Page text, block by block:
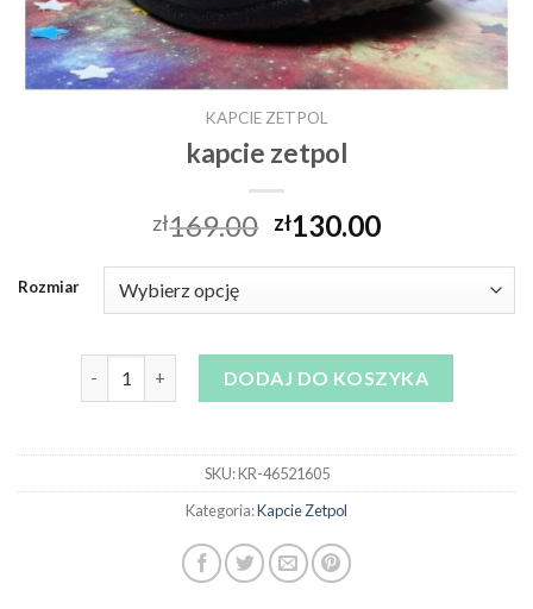
KAPCIE ZETPOL
kapcie zetpol
zł169.00 zł130.00
Rozmiar
DODAJ DO KOSZYKA
SKU:KR-46521605
Kategoria:Kapcie Zetpol